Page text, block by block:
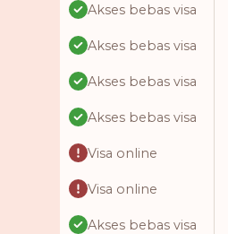
Akses bebas visa
Akses bebas visa
Akses bebas visa
Akses bebas visa
Visa online
Visa online
Akses bebas visa